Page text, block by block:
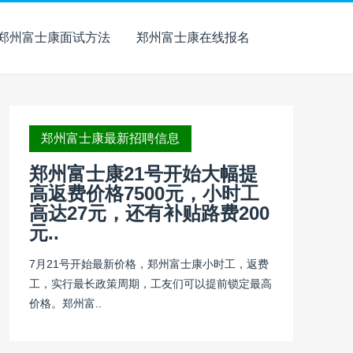
州富士康面试方法 郑州富士康在线报名
郑州富士康最新招聘信息
郑州富士康21号开始大幅提
高返费价格7500元，小时工
高达27元，还有补贴路费200
元..
7月21号开始最新价格，郑州富士康小时工，返费
工，实行最长政策周期，工友们可以提前锁定最高
价格。郑州富..